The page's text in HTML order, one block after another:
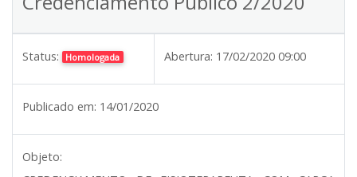
Status: Homologada Abertura: 17/02/2020 09:00
Publicado em: 14/01/2020
Objeto: